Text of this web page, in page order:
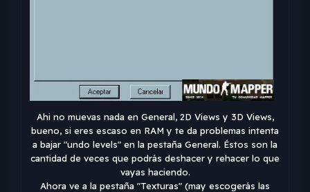
Ahi no muevas nada en General, 2D Views y 3D Views,
bueno, si eres escaso en RAM y te da problemas intenta
a bajar "undo levels" en la pestaña General. Éstos son la
cantidad de veces que podrás deshacer y rehacer lo que
vayas haciendo.
Ahora ve a la pestaña "Texturas" (may escogerás las